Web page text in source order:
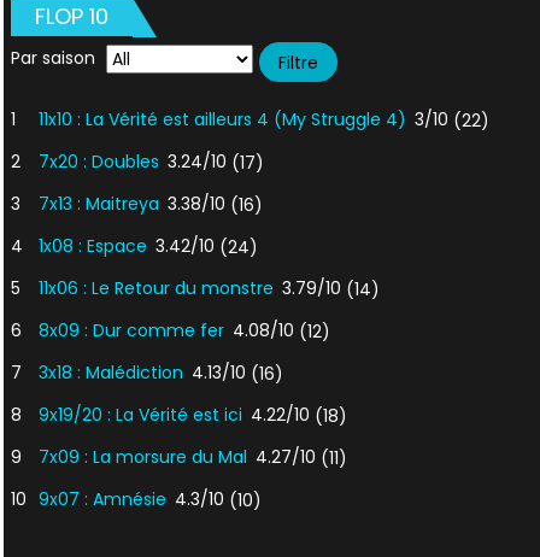
FLOP 10
Par saison
1 11x10 : La Vérité est ailleurs 4 (My Struggle 4) 3/10 (22)
2
7x20 : Doubles 3.24/10 (17)
3
7x13 : Maitreya 3.38/10 (16)
4
1x08 : Espace 3.42/10 (24)
5
11x06 : Le Retour du monstre 3.79/10 (14)
6
8x09 : Dur comme fer 4.08/10 (12)
7
3x18 : Malédiction 4.13/10 (16)
8
9x19/20 : La Vérité est ici 4.22/10 (18)
9
7x09 : La morsure du Mal 4.27/10 (11)
10 9x07 : Amnésie 4.3/10 (10)